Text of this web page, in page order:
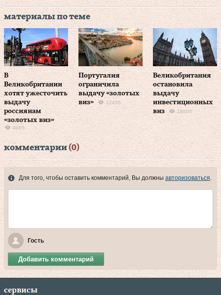
материалы по теме
В
Великобритании
хотят ужесточить
выдачу
россиянам
«золотых виз»
9985
Португалия
ограничила
выдачу «золотых
виз»
12455
Великобритания
остановила
выдачу
инвестиционных
виз
18603
комментарии (0)
Для того, чтобы оставить комментарий, Вы должны авторизоваться.
Гость
Добавить комментарий
сервисы